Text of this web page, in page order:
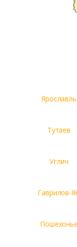
Ярославль
Тутаев
Углич
Гаврилов-
Пошехонье